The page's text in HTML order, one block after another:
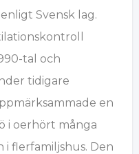
Svensk lag.
tal och
tidigare
en
i oerhört många
flerfamiljshus. Den